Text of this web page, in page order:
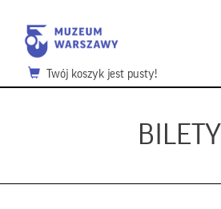
Twój koszyk jest pusty!
BILETY